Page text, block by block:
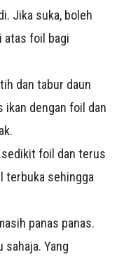
Jika suka, boleh
atas foil bagi
dan tabur daun
ikan dengan foil dan
sedikit foil dan terus
terbuka sehingga
panas panas.
sahaja. Yang